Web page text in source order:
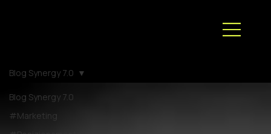
Blog Synergy 7.0
#Marketing
Blog Synergy 7.0